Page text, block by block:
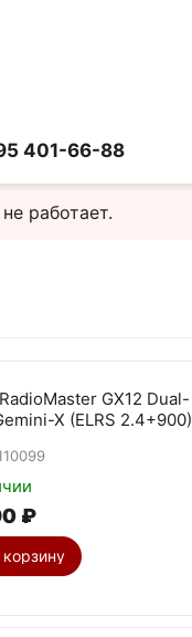
401-66-88
работает.
GX12 Dual-
X (ELRS 2.4+900)
₽
корзину